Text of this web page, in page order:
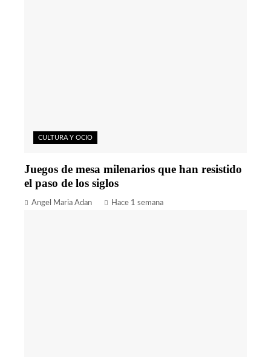
CULTURA Y OCIO
Juegos de mesa milenarios que han resistido
el paso de los siglos
Angel Maria Adan Hace 1 semana